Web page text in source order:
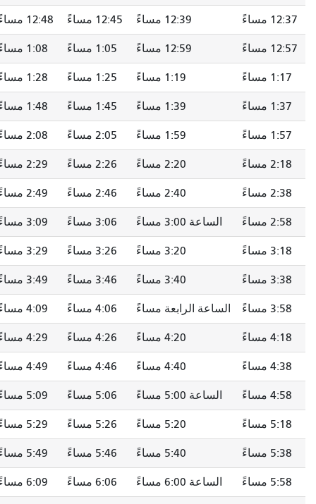
12:37 مساءً 12:39 مساءً 12:45 مساءً 12:48 مساءً
12:57 مساءً 12:59 مساءً 1:05 مساءً 1:08 مساءً
1:17 مساءً 1:19 مساءً 1:25 مساءً 1:28 مساءً
1:37 مساءً 1:39 مساءً 1:45 مساءً 1:48 مساءً
1:57 مساءً 1:59 مساءً 2:05 مساءً 2:08 مساءً
2:18 مساءً 2:20 مساءً 2:26 مساءً 2:29 مساءً
2:38 مساءً 2:40 مساءً 2:46 مساءً 2:49 مساءً
2:58 مساءً الساعة 3:00 مساءً 3:06 مساءً 3:09 مساءً
3:18 مساءً 3:20 مساءً 3:26 مساءً 3:29 مساءً
3:38 مساءً 3:40 مساءً 3:46 مساءً 3:49 مساءً
3:58 مساءً الساعة الرابعة مساءً 4:06 مساءً 4:09 مساءً
4:18 مساءً 4:20 مساءً 4:26 مساءً 4:29 مساءً
4:38 مساءً 4:40 مساءً 4:46 مساءً 4:49 مساءً
4:58 مساءً الساعة 5:00 مساءً 5:06 مساءً 5:09 مساءً
5:18 مساءً 5:20 مساءً 5:26 مساءً 5:29 مساءً
5:38 مساءً 5:40 مساءً 5:46 مساءً 5:49 مساءً
5:58 مساءً الساعة 6:00 مساءً 6:06 مساءً 6:09 مساءً